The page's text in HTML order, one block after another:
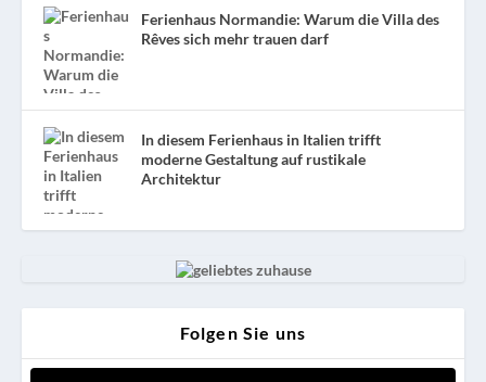
Ferienhaus Normandie: Warum die Villa des
Rêves sich mehr trauen darf
In diesem Ferienhaus in Italien trifft
moderne Gestaltung auf rustikale
Architektur
Folgen Sie uns